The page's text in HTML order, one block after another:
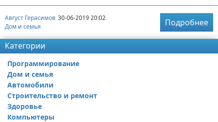
Август Герасимов 30-06-2019 20:02
Дом и семья
Подробнее
Категории
Программирование
Дом и семья
Автомобили
Строительство и ремонт
Здоровье
Компьютеры